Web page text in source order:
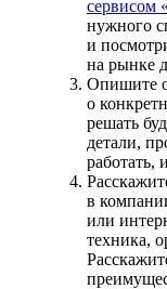
сервисом
нужного
и
на рынке
Опишите
о
решать
детали,
работать,
в
или
техника,